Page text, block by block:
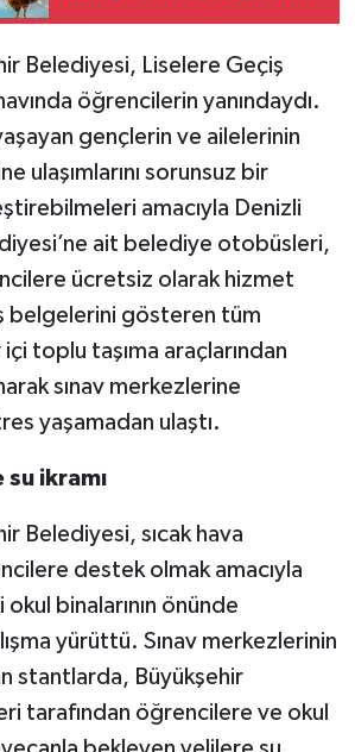
Belediyesi, Liselere Geçiş
öğrencilerin yanındaydı.
gençlerin ve ailelerinin
ulaşımlarını sorunsuz bir
amacıyla Denizli
ait belediye otobüsleri,
ücretsiz olarak hizmet
belgelerini gösteren tüm
toplu taşıma araçlarından
sınav merkezlerine
yaşamadan ulaştı.
ikramı
Belediyesi, sıcak hava
destek olmak amacıyla
binalarının önünde
yürüttü. Sınav merkezlerinin
stantlarda, Büyükşehir
tarafından öğrencilere ve okul